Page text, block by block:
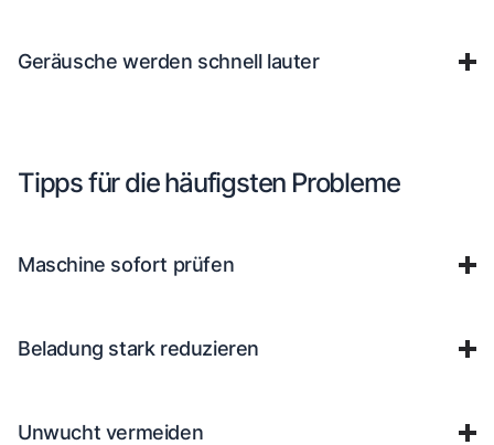
Geräusche werden schnell lauter
Tipps für die häufigsten Probleme
Maschine sofort prüfen
Beladung stark reduzieren
Unwucht vermeiden